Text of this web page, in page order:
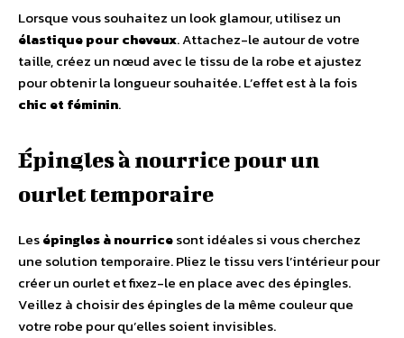
Lorsque vous souhaitez un look glamour, utilisez un
élastique pour cheveux. Attachez-le autour de votre
taille, créez un nœud avec le tissu de la robe et ajustez
pour obtenir la longueur souhaitée. L’effet est à la fois
chic et féminin.
Épingles à nourrice pour un
ourlet temporaire
Lesépingles à nourricesont idéales si vous cherchez
une solution temporaire. Pliez le tissu vers l’intérieur pour
créer un ourlet et fixez-le en place avec des épingles.
Veillez à choisir des épingles de la même couleur que
votre robe pour qu’elles soient invisibles.